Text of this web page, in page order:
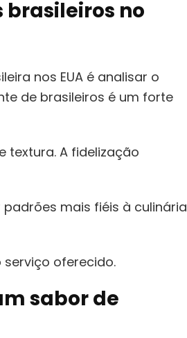
brasileiros no
nos EUA é analisar o
de brasileiros é um forte
textura. A fidelização
mais fiéis à culinária
oferecido.
sabor de